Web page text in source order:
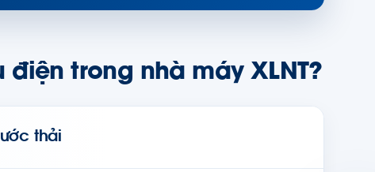
trong nhà máy XLNT?
thải